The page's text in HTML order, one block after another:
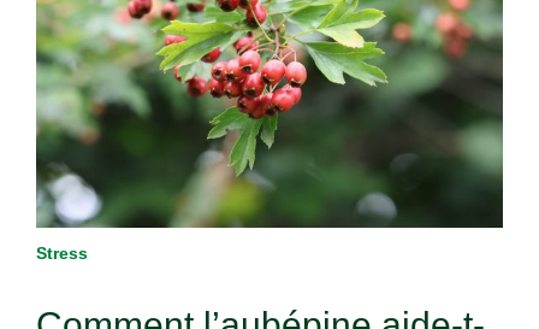
Stress